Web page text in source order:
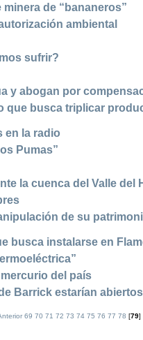
de “bananeros”
ambiental
sufrir?
y abogan por
que busca triplicar
en la radio
Pumas”
la cuenca del Valle del
de su
busca instalarse en
del país
Barrick estarían
69 70 71 72 73 74 75 76 77 78 [79]